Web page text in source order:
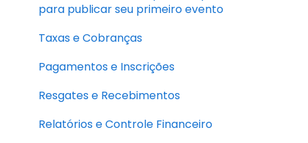
para publicar seu primeiro evento
Taxas e Cobranças
Pagamentos e Inscrições
Resgates e Recebimentos
Relatórios e Controle Financeiro